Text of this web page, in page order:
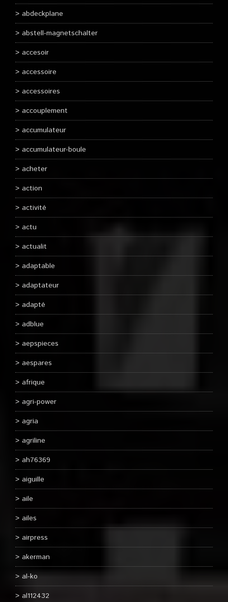
abdeckplane
abstell-magnetschalter
accesoir
accessoire
accessoires
accouplement
accumulateur
accumulateur-boule
acheter
action
activité
actu
actualit
adaptable
adaptateur
adapté
adblue
aepspieces
aespares
afrique
agri-power
agria
agriline
ah76369
aiguille
aile
ailes
airpress
akerman
al-ko
al112432